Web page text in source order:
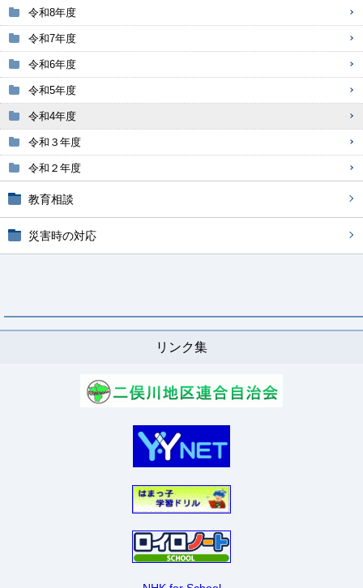
令和8年度
令和7年度
令和6年度
令和5年度
令和4年度
令和３年度
令和２年度
教育相談
災害時の対応
リンク集